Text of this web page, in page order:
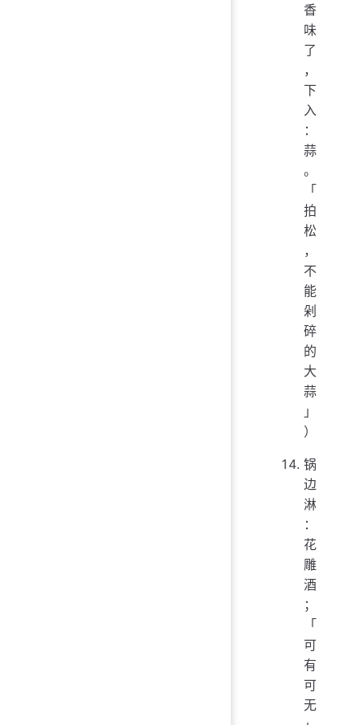
香
味
了
，
下
入
：
蒜
。
「
拍
松
，
不
能
剁
碎
的
大
蒜
」
）
锅
边
淋
：
花
雕
酒
；
「
可
有
可
无